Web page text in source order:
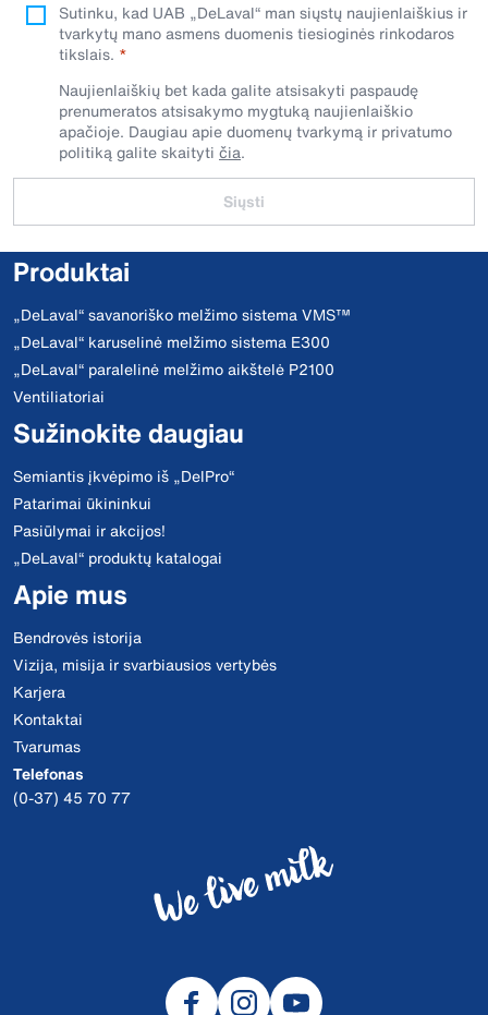
Sutinku, kad UAB „DeLaval“ man siųstų naujienlaiškius ir
tvarkytų mano asmens duomenis tiesioginės rinkodaros
tikslais.
Naujienlaiškių bet kada galite atsisakyti paspaudę
prenumeratos atsisakymo mygtuką naujienlaiškio
apačioje. Daugiau apie duomenų tvarkymą ir privatumo
politiką galite skaityti čia.
Siųsti
Produktai
„DeLaval“ savanoriško melžimo sistema VMS™
„DeLaval“ karuselinė melžimo sistema E300
„DeLaval“ paralelinė melžimo aikštelė P2100
Ventiliatoriai
Sužinokite daugiau
Semiantis įkvėpimo iš „DelPro“
Patarimai ūkininkui
Pasiūlymai ir akcijos!
„DeLaval“ produktų katalogai
Apie mus
Bendrovės istorija
Vizija, misija ir svarbiausios vertybės
Karjera
Kontaktai
Tvarumas
Telefonas
(0-37) 45 70 77